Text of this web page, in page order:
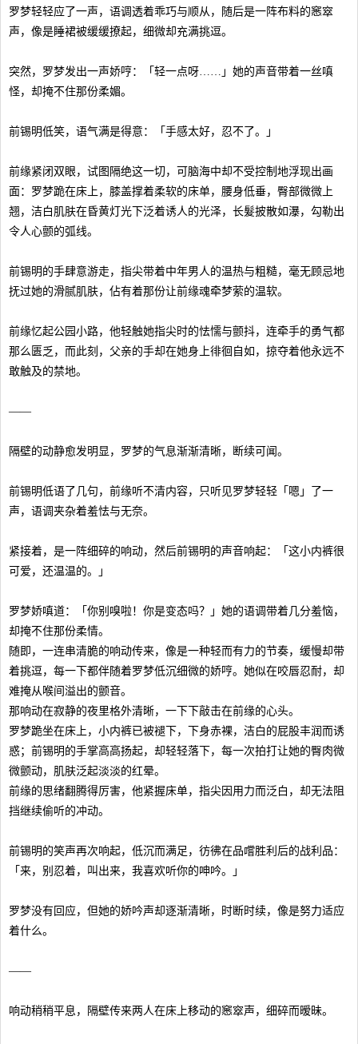
罗梦轻轻应了一声，语调透着乖巧与顺从，随后是一阵布料的窸窣
声，像是睡裙被缓缓撩起，细微却充满挑逗。
突然，罗梦发出一声娇哼：「轻一点呀……」她的声音带着一丝嗔
怪，却掩不住那份柔媚。
前锡明低笑，语气满是得意：「手感太好，忍不了。」
前缘紧闭双眼，试图隔绝这一切，可脑海中却不受控制地浮现出画
面：罗梦跪在床上，膝盖撑着柔软的床单，腰身低垂，臀部微微上
翘，洁白肌肤在昏黄灯光下泛着诱人的光泽，长髮披散如瀑，勾勒出
令人心颤的弧线。
前锡明的手肆意游走，指尖带着中年男人的温热与粗糙，毫无顾忌地
抚过她的滑腻肌肤，佔有着那份让前缘魂牵梦萦的温软。
前缘忆起公园小路，他轻触她指尖时的怯懦与颤抖，连牵手的勇气都
那么匮乏，而此刻，父亲的手却在她身上徘徊自如，掠夺着他永远不
敢触及的禁地。
——
隔壁的动静愈发明显，罗梦的气息渐渐清晰，断续可闻。
前锡明低语了几句，前缘听不清内容，只听见罗梦轻轻「嗯」了一
声，语调夹杂着羞怯与无奈。
紧接着，是一阵细碎的响动，然后前锡明的声音响起：「这小内裤很
可爱，还温温的。」
罗梦娇嗔道：「你别嗅啦！你是变态吗？」她的语调带着几分羞恼，
却掩不住那份柔情。
随即，一连串清脆的响动传来，像是一种轻而有力的节奏，缓慢却带
着挑逗，每一下都伴随着罗梦低沉细微的娇哼。她似在咬唇忍耐，却
难掩从喉间溢出的颤音。
那响动在寂静的夜里格外清晰，一下下敲击在前缘的心头。
罗梦跪坐在床上，小内裤已被褪下，下身赤裸，洁白的屁股丰润而诱
惑；前锡明的手掌高高扬起，却轻轻落下，每一次拍打让她的臀肉微
微颤动，肌肤泛起淡淡的红晕。
前缘的思绪翻腾得厉害，他紧握床单，指尖因用力而泛白，却无法阻
挡继续偷听的冲动。
前锡明的笑声再次响起，低沉而满足，彷彿在品嚐胜利后的战利品：
「来，别忍着，叫出来，我喜欢听你的呻吟。」
罗梦没有回应，但她的娇吟声却逐渐清晰，时断时续，像是努力适应
着什么。
——
响动稍稍平息，隔壁传来两人在床上移动的窸窣声，细碎而暧昧。